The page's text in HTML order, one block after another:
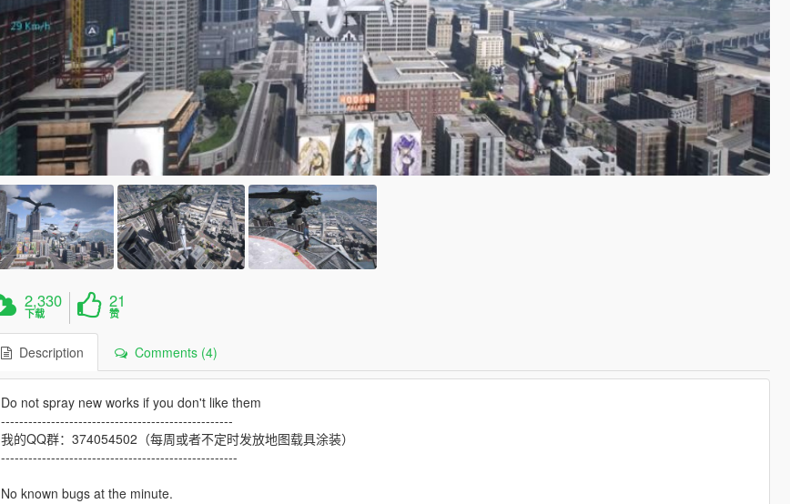
2,330
下载
21
赞
Description Comments (4)
Do not spray new works if you don't like them
---------------------------------------------------
我的QQ群：374054502（每周或者不定时发放地图载具涂装）
----------------------------------------------------
No known bugs at the minute.